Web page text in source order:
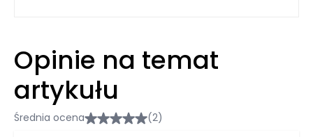
Opinie na temat
artykułu
Średnia ocena (2)